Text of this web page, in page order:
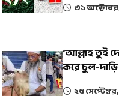
৩১
‘আল্লাহ তুই
করে চুল-
২৫